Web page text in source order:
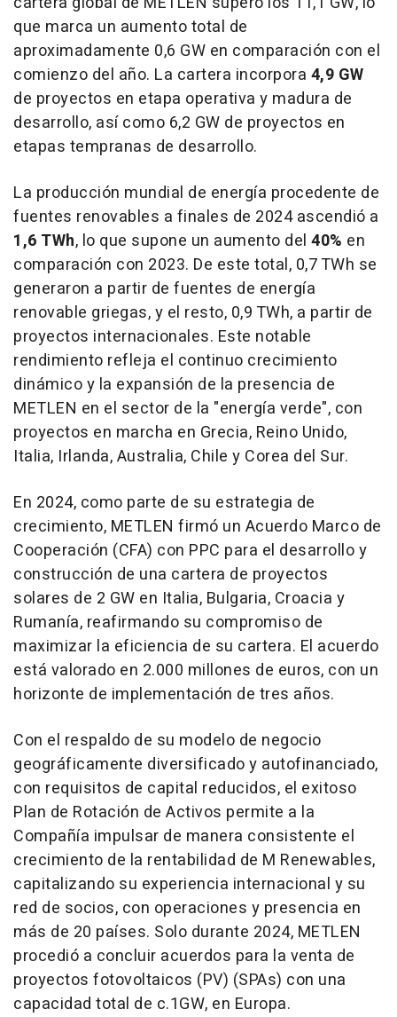
que marca un aumento total de
aproximadamente 0,6 GW en comparación con el
comienzo del año. La cartera incorpora 4,9 GW
de proyectos en etapa operativa y madura de
desarrollo, así como 6,2 GW de proyectos en
etapas tempranas de desarrollo.
La producción mundial de energía procedente de
fuentes renovables a finales de 2024 ascendió a
1,6 TWh, lo que supone un aumento del 40% en
comparación con 2023. De este total, 0,7 TWh se
generaron a partir de fuentes de energía
renovable griegas, y el resto, 0,9 TWh, a partir de
proyectos internacionales. Este notable
rendimiento refleja el continuo crecimiento
dinámico y la expansión de la presencia de
METLEN en el sector de la "energía verde", con
proyectos en marcha en Grecia, Reino Unido,
Italia, Irlanda,Australia, Chile y Corea del Sur.
En 2024, como parte de su estrategia de
crecimiento, METLEN firmó un Acuerdo Marco de
Cooperación (CFA) con PPC para el desarrollo y
construcción de una cartera de proyectos
solares de 2 GW en Italia, Bulgaria, Croacia y
Rumanía, reafirmando su compromiso de
maximizar la eficiencia de su cartera. El acuerdo
está valorado en 2.000 millones de euros, con un
horizonte de implementación de tres años.
Con el respaldo de su modelo de negocio
geográficamente diversificado y autofinanciado,
con requisitos de capital reducidos, el exitoso
Plan de Rotación de Activos permite a la
Compañía impulsar de manera consistente el
crecimiento de la rentabilidad de M Renewables,
capitalizando su experiencia internacional y su
red de socios, con operaciones y presencia en
más de 20 países. Solo durante 2024, METLEN
procedió a concluir acuerdos para la venta de
proyectos fotovoltaicos (PV) (SPAs) con una
capacidad total de c.1GW, en Europa.